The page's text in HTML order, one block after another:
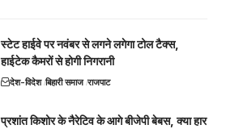
स्टेट हाईवे पर नवंबर से लगने लगेगा टोल टैक्स,
हाईटेक कैमरों से होगी निगरानी
देश-विदेश बिहारी समाज राजपाट
प्रशांत किशोर के नैरेटिव के आगे बीजेपी बेबस, क्या हार